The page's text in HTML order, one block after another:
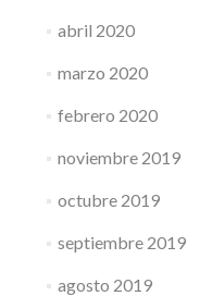
abril 2020
marzo 2020
febrero 2020
noviembre 2019
octubre 2019
septiembre 2019
agosto 2019